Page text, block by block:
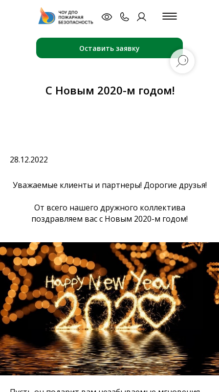
Оставить заявку
С Новым 2020-м годом!
28.12.2022
Уважаемые клиенты и партнеры! Дорогие друзья!
От всего нашего дружного коллектива
поздравляем вас с Новым 2020-м годом!